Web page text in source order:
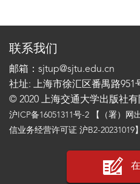
联系我们
邮箱：sjtup@sjtu.edu.cn
社址: 上海市徐汇区番禺路951
© 2020 上海交通大学出版社有
沪ICP备16051311号-2 【（署）网
信业务经营许可证 沪B2-20231019】